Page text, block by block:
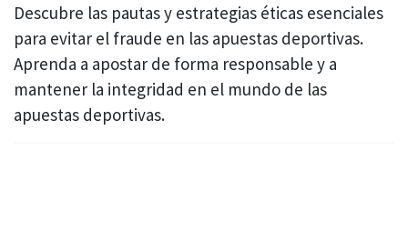
Descubre las pautas y estrategias éticas esenciales
para evitar el fraude en las apuestas deportivas.
Aprenda a apostar de forma responsable y a
mantener la integridad en el mundo de las
apuestas deportivas.